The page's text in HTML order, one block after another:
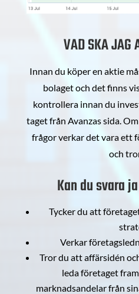
VAD SKA JAG
Innan du köper en aktie
bolaget och det finns
kontrollera innan du
taget från Avanzas sida.
frågor verkar det vara ett
och
Kan du svara
Tycker du att
Verkar
Tror du att affärsidén
leda företaget
marknadsandelar från